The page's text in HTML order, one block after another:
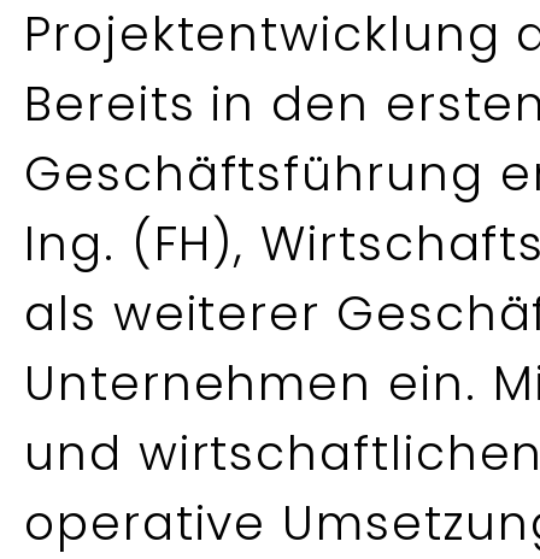
Projektentwicklung
Bereits in den
Geschäftsführung
Ing. (FH),
als weiterer
Unternehmen ein.
und
operative